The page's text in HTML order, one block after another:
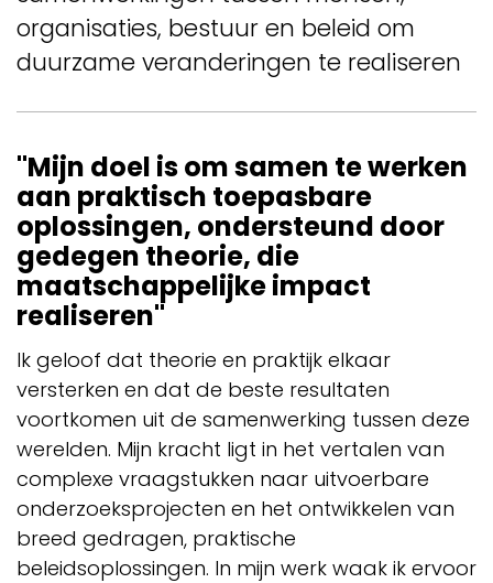
organisaties, bestuur en beleid om
duurzame veranderingen te realiseren
"Mijn doel is om samen te werken
aan praktisch toepasbare
oplossingen, ondersteund door
gedegen theorie, die
maatschappelijke impact
realiseren"
Ik geloof dat theorie en praktijk elkaar
versterken en dat de beste resultaten
voortkomen uit de samenwerking tussen deze
werelden. Mijn kracht ligt in het vertalen van
complexe vraagstukken naar uitvoerbare
onderzoeksprojecten en het ontwikkelen van
breed gedragen, praktische
beleidsoplossingen. In mijn werk waak ik ervoor